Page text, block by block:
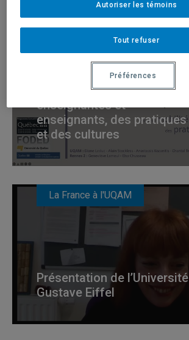
La France à l'UQAM
Présentation du
programme court de 3e
cycle sur les usages
pédagogiques du
numérique (PCUPN) : vers
une mobilité des
enseignantes et
enseignants, des pratiques
et des cultures
La France à l'UQAM
Présentation de l’Université
Gustave Eiffel
Tout refuser
Autoriser les témoins
Préférences